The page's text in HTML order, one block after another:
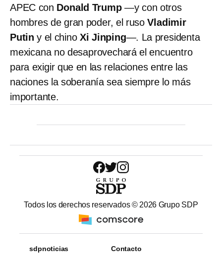
APEC con Donald Trump—y con otros
hombres de gran poder, el rusoVladimir
Putin y el chino Xi Jinping—. La presidenta
mexicana no desaprovechará el encuentro
para exigir que en las relaciones entre las
naciones la soberanía sea siempre lo más
importante.
Todos los derechos reservados © 2026 Grupo SDP
sdpnoticias Contacto